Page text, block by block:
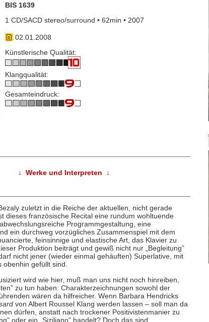
BIS 1639
1 CD/SACD stereo/surround • 62min • 2007
02.01.2008
Künstlerische Qualität:
Klangqualität:
Gesamteindruck:
↓ Werke und Interpreten ↓
zuletzt in die Reiche der aktuellen, nicht gerade
dieses französische Recital eine rundum wohltuende
Programmgestaltung, eine
ein durchweg vorzügliches Zusammenspiel mit dem
feinsinnige und elastische Art, das Klavier zu
Produktion beiträgt und gewiß nicht nur „Begleitung”
nicht jener (wieder einmal gehäuften) Superlative, mit
obenhin gefüllt sind.
wird wie hier, muß man uns nicht noch hinreiben,
zu tun haben: Charakterzeichnungen sowohl der
wären da hilfreicher. Wenn Barbara Hendricks
von Albert Roussel Klang werden lassen – soll man da
dürfen, anstatt nach trockener Positivistenmanier zu
oder ein „Siziliano” handelt? Doch das sind